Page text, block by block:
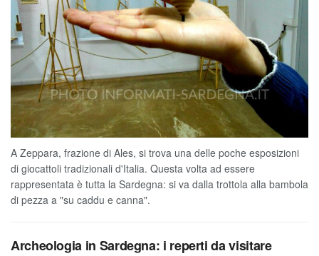
A Zeppara, frazione di Ales, si trova una delle poche esposizioni
di giocattoli tradizionali d'Italia. Questa volta ad essere
rappresentata è tutta la Sardegna: si va dalla trottola alla bambola
di pezza a "su caddu e canna".
Archeologia in Sardegna: i reperti da visitare